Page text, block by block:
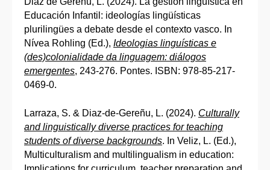
Educación Infantil: ideologías lingüísticas
plurilingües a debate desde el contexto vasco. In
Nívea Rohling (Ed.), Ideologias linguísticas e
(des)colonialidade da linguagem: diálogos
emergentes, 243-276. Pontes. ISBN: 978-85-217-
0469-0.
Larraza, S. & Diaz-de-Gereñu, L. (2024). Culturally
and linguistically diverse practices for teaching
students of diverse backgrounds. In Veliz, L. (Ed.),
Multiculturalism and multilingualism in education: